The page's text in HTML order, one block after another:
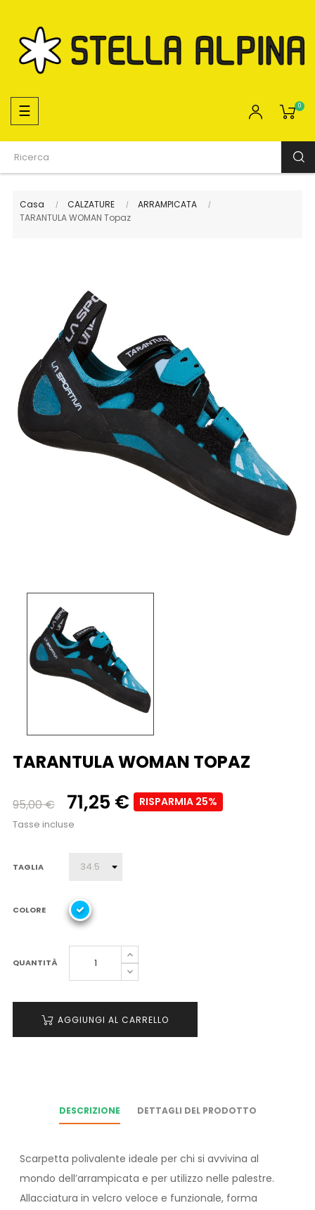
navigazione
Toggle
☰ 0
Casa CALZATURE
ARRAMPICATA
TARANTULA WOMAN Topaz
TARANTULA WOMAN TOPAZ
95,00 € 71,25 € RISPARMIA 25%
Tasse incluse
TAGLIA
COLORE
QUANTITÀ
AGGIUNGI AL CARRELLO
DESCRIZIONE DETTAGLI DEL PRODOTTO
Scarpetta polivalente ideale per chi si avvivina al
mondo dell’arrampicata e per utilizzo nelle palestre.
Allacciatura in velcro veloce e funzionale, forma